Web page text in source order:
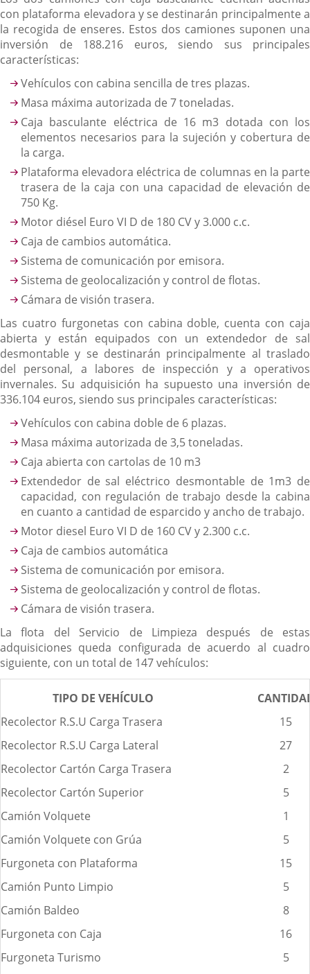
con plataforma elevadora y se destinarán principalmente a
la recogida de enseres. Estos dos camiones suponen una
inversión de 188.216 euros, siendo sus principales
características:
Vehículos con cabina sencilla de tres plazas.
Masa máxima autorizada de 7 toneladas.
Caja basculante eléctrica de 16 m3 dotada con los
elementos necesarios para la sujeción y cobertura de
la carga.
Plataforma elevadora eléctrica de columnas en la parte
trasera de la caja con una capacidad de elevación de
750 Kg.
Motor diésel Euro VI D de 180 CV y 3.000 c.c.
Caja de cambios automática.
Sistema de comunicación por emisora.
Sistema de geolocalización y control de flotas.
Cámara de visión trasera.
Las cuatro furgonetas con cabina doble, cuenta con caja
abierta y están equipados con un extendedor de sal
desmontable y se destinarán principalmente al traslado
del personal, a labores de inspección y a operativos
invernales. Su adquisición ha supuesto una inversión de
336.104 euros, siendo sus principales características:
Vehículos con cabina doble de 6 plazas.
Masa máxima autorizada de 3,5 toneladas.
Caja abierta con cartolas de 10 m3
Extendedor de sal eléctrico desmontable de 1m3 de
capacidad, con regulación de trabajo desde la cabina
en cuanto a cantidad de esparcido y ancho de trabajo.
Motor diesel Euro VI D de 160 CV y 2.300 c.c.
Caja de cambios automática
Sistema de comunicación por emisora.
Sistema de geolocalización y control de flotas.
Cámara de visión trasera.
La flota del Servicio de Limpieza después de estas
adquisiciones queda configurada de acuerdo al cuadro
siguiente, con un total de 147 vehículos:
TIPO DE VEHÍCULO
Recolector R.S.U Carga Trasera
15
Recolector R.S.U Carga Lateral
27
Recolector Cartón Carga Trasera
2
Recolector Cartón Superior
5
Camión Volquete
1
Camión Volquete con Grúa
5
Furgoneta con Plataforma
15
Camión Punto Limpio
5
Camión Baldeo
8
Furgoneta con Caja
16
Furgoneta Turismo
5